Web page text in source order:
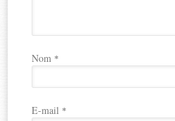
Nom *
E-mail *